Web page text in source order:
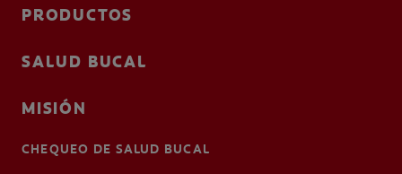
PRODUCTOS
SALUD BUCAL
MISIÓN
CHEQUEO DE SALUD BUCAL